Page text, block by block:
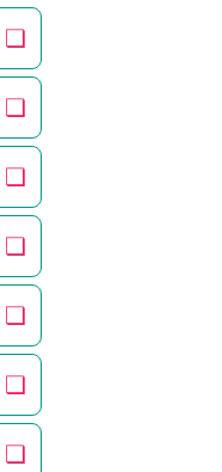
❏
❏
❏
❏
❏
❏
❏